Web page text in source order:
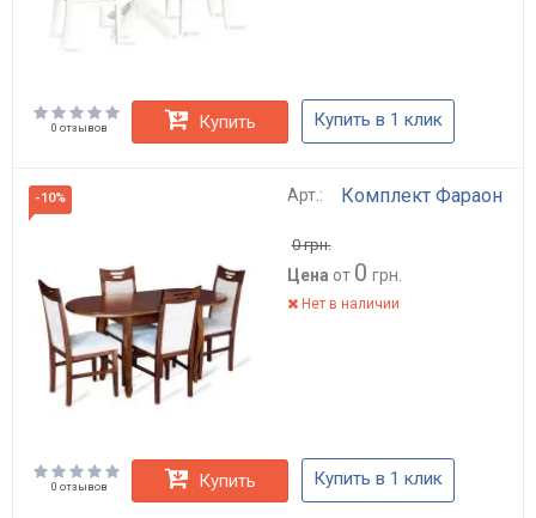
0 отзывов Купить Купить в 1 клик
-10% Арт.: Комплект Фараон
0грн.
Цена от 0 грн.
Нет в наличии
0 отзывов Купить Купить в 1 клик